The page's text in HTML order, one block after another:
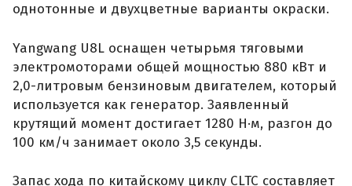
однотонные и двухцветные варианты окраски.
Yangwang U8L оснащен четырьмя тяговыми
электромоторами общей мощностью 880 кВт и
2,0-литровым бензиновым двигателем, который
используется как генератор. Заявленный
крутящий момент достигает 1280 Н·м, разгон до
100 км/ч занимает около 3,5 секунды.
Запас хода по китайскому циклу CLTC составляет